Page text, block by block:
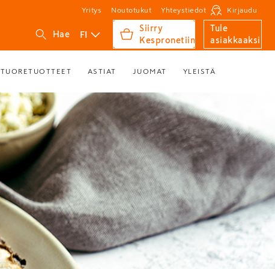
Yritys Noutotukut Yhteystiedot Kirjaudu
Hae FI
Siirry
Kespronetiin
Tule
asiakkaaksi
TUORETUOTTEET ASTIAT JUOMAT YLEISTÄ